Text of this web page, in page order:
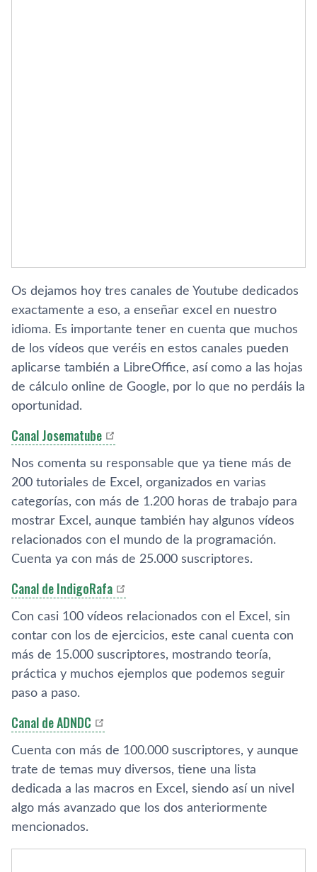
Os dejamos hoy tres canales de Youtube dedicados
exactamente a eso, a enseñar excel en nuestro
idioma. Es importante tener en cuenta que muchos
de los ví­deos que veréis en estos canales pueden
aplicarse también a LibreOffice, así­ como a las hojas
de cálculo online de Google, por lo que no perdáis la
oportunidad.
Canal Josematube
Nos comenta su responsable que ya tiene más de
200 tutoriales de Excel, organizados en varias
categorí­as, con más de 1.200 horas de trabajo para
mostrar Excel, aunque también hay algunos ví­deos
relacionados con el mundo de la programación.
Cuenta ya con más de 25.000 suscriptores.
Canal de IndigoRafa
Con casi 100 ví­deos relacionados con el Excel, sin
contar con los de ejercicios, este canal cuenta con
más de 15.000 suscriptores, mostrando teorí­a,
práctica y muchos ejemplos que podemos seguir
paso a paso.
Canal de ADNDC
Cuenta con más de 100.000 suscriptores, y aunque
trate de temas muy diversos, tiene una lista
dedicada a las macros en Excel, siendo así­ un nivel
algo más avanzado que los dos anteriormente
mencionados.